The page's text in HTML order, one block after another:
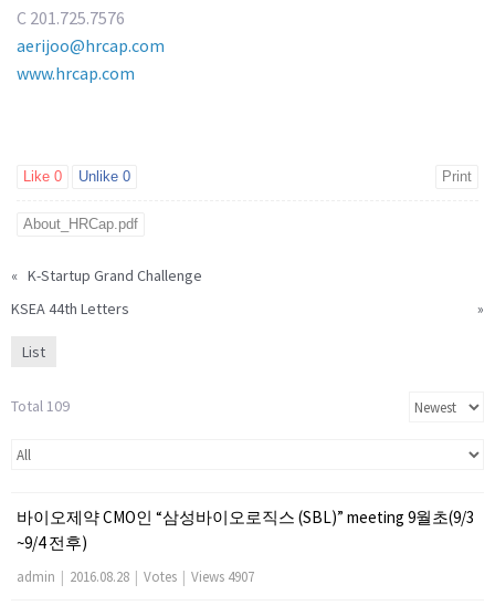
C 201.725.7576
aerijoo@hrcap.com
www.hrcap.com
Like 0 Unlike 0 Print
About_HRCap.pdf
« K-Startup Grand Challenge
KSEA 44th Letters
»
List
Total 109
바이오제약 CMO인 “삼성바이오로직스 (SBL)” meeting 9월초(9/3
~9/4 전후)
admin | 2016.08.28 | Votes | Views 4907